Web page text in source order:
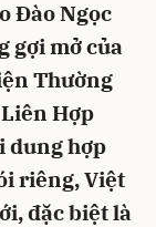
Đào Ngọc
gợi mở của
Thường
Hợp
dung hợp
riêng, Việt
đặc biệt là